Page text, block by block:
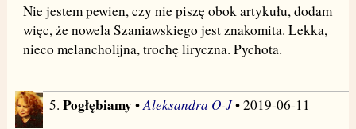
Nie jestem pewien, czy nie piszę obok artykułu, dodam
więc, że nowela Szaniawskiego jest znakomita. Lekka,
nieco melancholijna, trochę liryczna. Pychota.
5. Pogłębiamy•Aleksandra O-J• 2019-06-11